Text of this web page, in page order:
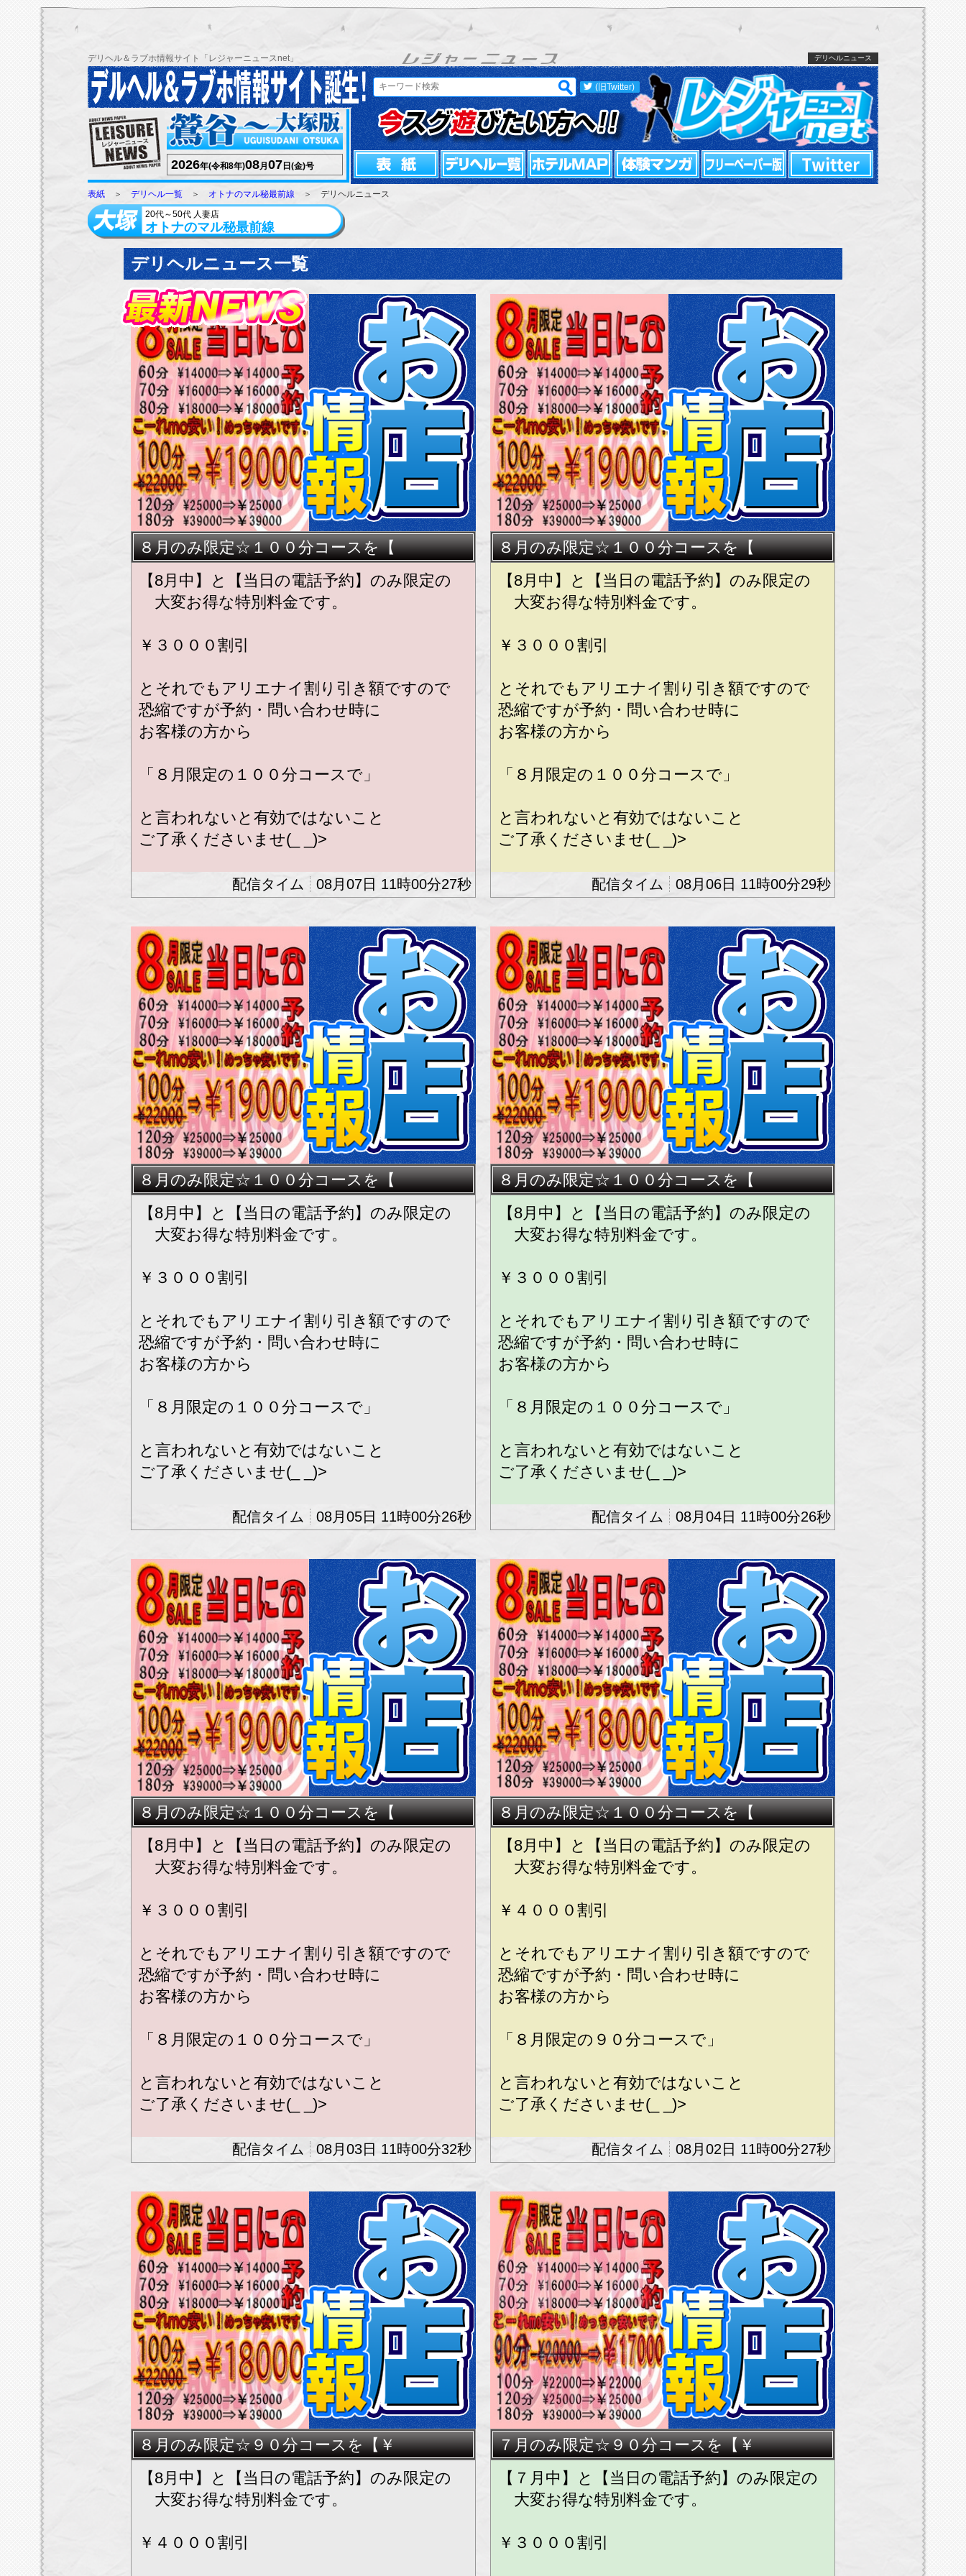
デリヘル＆ラブホ情報サイト「レジャーニュースnet」 デリヘルニュース
2026年(令和8年)08月 07 日(金)号
(旧Twitter)
表紙 ＞ デリヘル一覧 ＞ オトナのマル秘最前線 ＞ デリヘルニュース
20代～50代 人妻店
オトナのマル秘最前線
デリヘルニュース一覧
８月のみ限定☆１００分コースを【
【8月中】と【当日の電話予約】のみ限定の
大変お得な特別料金です。
￥３０００割引
とそれでもアリエナイ割り引き額ですので
恐縮ですが予約・問い合わせ時に
お客様の方から
「８月限定の１００分コースで」
と言われないと有効ではないこと
ご了承くださいませ(_ _)>
※携帯スマホ番号を御通知のお客様限定とな
ります。
※番号非通知、公衆電話のお客様は対象外で
す。
★★他イベント割引との併用はできません
★★
08月07日 11時00分27秒
８月のみ限定☆１００分コースを【
【8月中】と【当日の電話予約】のみ限定の
大変お得な特別料金です。
￥３０００割引
とそれでもアリエナイ割り引き額ですので
恐縮ですが予約・問い合わせ時に
お客様の方から
「８月限定の１００分コースで」
と言われないと有効ではないこと
ご了承くださいませ(_ _)>
※携帯スマホ番号を御通知のお客様限定とな
ります。
※番号非通知、公衆電話のお客様は対象外で
す。
★★他イベント割引との併用はできません
★★
08月06日 11時00分29秒
８月のみ限定☆１００分コースを【
【8月中】と【当日の電話予約】のみ限定の
大変お得な特別料金です。
￥３０００割引
とそれでもアリエナイ割り引き額ですので
恐縮ですが予約・問い合わせ時に
お客様の方から
「８月限定の１００分コースで」
と言われないと有効ではないこと
ご了承くださいませ(_ _)>
※携帯スマホ番号を御通知のお客様限定とな
ります。
※番号非通知、公衆電話のお客様は対象外で
す。
★★他イベント割引との併用はできません
★★
08月05日 11時00分26秒
８月のみ限定☆１００分コースを【
【8月中】と【当日の電話予約】のみ限定の
大変お得な特別料金です。
￥３０００割引
とそれでもアリエナイ割り引き額ですので
恐縮ですが予約・問い合わせ時に
お客様の方から
「８月限定の１００分コースで」
と言われないと有効ではないこと
ご了承くださいませ(_ _)>
※携帯スマホ番号を御通知のお客様限定とな
ります。
※番号非通知、公衆電話のお客様は対象外で
す。
★★他イベント割引との併用はできません
★★
08月04日 11時00分26秒
８月のみ限定☆１００分コースを【
【8月中】と【当日の電話予約】のみ限定の
大変お得な特別料金です。
￥３０００割引
とそれでもアリエナイ割り引き額ですので
恐縮ですが予約・問い合わせ時に
お客様の方から
「８月限定の１００分コースで」
と言われないと有効ではないこと
ご了承くださいませ(_ _)>
※携帯スマホ番号を御通知のお客様限定とな
ります。
※番号非通知、公衆電話のお客様は対象外で
す。
★★他イベント割引との併用はできません
★★
08月03日 11時00分32秒
８月のみ限定☆１００分コースを【
【8月中】と【当日の電話予約】のみ限定の
大変お得な特別料金です。
￥４０００割引
とそれでもアリエナイ割り引き額ですので
恐縮ですが予約・問い合わせ時に
お客様の方から
「８月限定の９０分コースで」
と言われないと有効ではないこと
ご了承くださいませ(_ _)>
※携帯スマホ番号を御通知のお客様限定とな
ります。
※番号非通知、公衆電話のお客様は対象外で
す。
★★他イベント割引との併用はできません
★★
08月02日 11時00分27秒
８月のみ限定☆９０分コースを【￥
【8月中】と【当日の電話予約】のみ限定の
大変お得な特別料金です。
￥４０００割引
７月のみ限定☆９０分コースを【￥
【７月中】と【当日の電話予約】のみ限定の
大変お得な特別料金です。
￥３０００割引